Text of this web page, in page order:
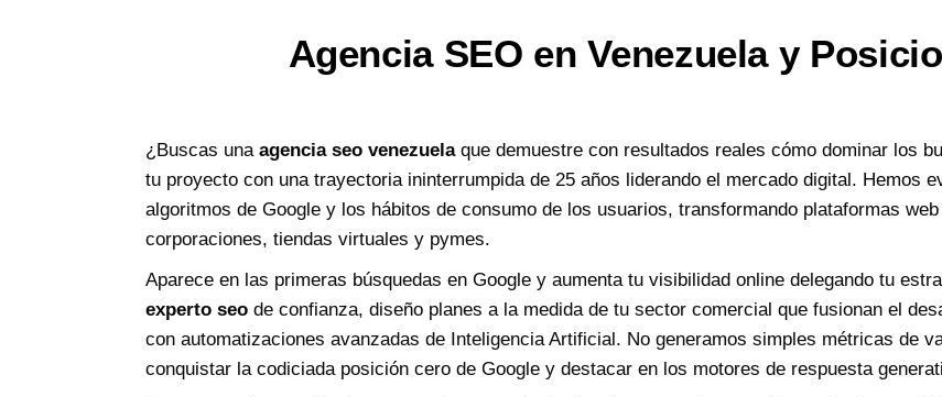
Agencia SEO en Venezuela y
¿Buscas una agencia seo venezuelaque demuestre con resultados reales cómo dominar los
tu proyecto con una trayectoria ininterrumpida de 25 años liderando el mercado digital. Hemos
algoritmos de Google y los hábitos de consumo de los usuarios, transformando plataformas
corporaciones, tiendas virtuales y pymes.
Aparece en las primeras búsquedas en Google y aumenta tu visibilidad online delegando tu
experto seo de confianza, diseño planes a la medida de tu sector comercial que fusionan el
con automatizaciones avanzadas de Inteligencia Artificial. No generamos simples métricas de
conquistar la codiciada posición cero de Google y destacar en los motores de respuesta